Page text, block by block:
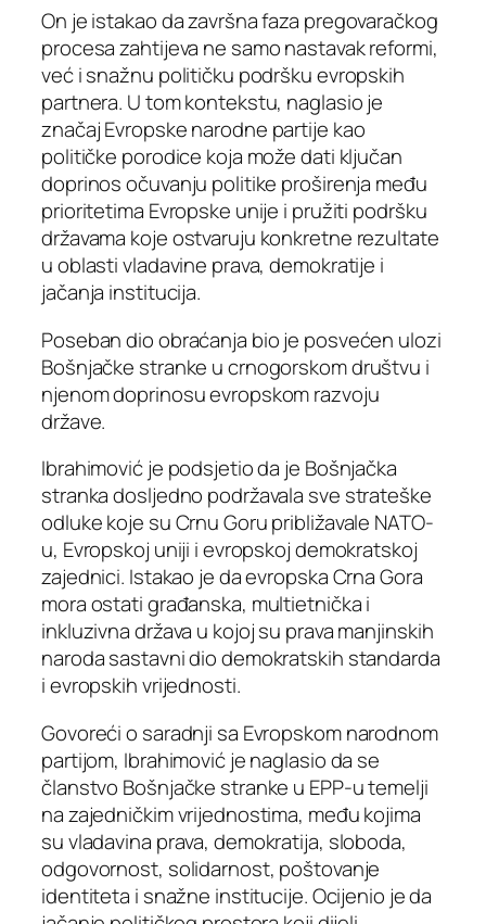
On je istakao da završna faza pregovaračkog
procesa zahtijeva ne samo nastavak reformi,
već i snažnu političku podršku evropskih
partnera. U tom kontekstu, naglasio je
značaj Evropske narodne partije kao
političke porodice koja može dati ključan
doprinos očuvanju politike proširenja među
prioritetima Evropske unije i pružiti podršku
državama koje ostvaruju konkretne rezultate
u oblasti vladavine prava, demokratije i
jačanja institucija.
Poseban dio obraćanja bio je posvećen ulozi
Bošnjačke stranke u crnogorskom društvu i
njenom doprinosu evropskom razvoju
države.
Ibrahimović je podsjetio da je Bošnjačka
stranka dosljedno podržavala sve strateške
odluke koje su Crnu Goru približavale NATO-
u, Evropskoj uniji i evropskoj demokratskoj
zajednici. Istakao je da evropska Crna Gora
mora ostati građanska, multietnička i
inkluzivna država u kojoj su prava manjinskih
naroda sastavni dio demokratskih standarda
i evropskih vrijednosti.
Govoreći o saradnji sa Evropskom narodnom
partijom, Ibrahimović je naglasio da se
članstvo Bošnjačke stranke u EPP-u temelji
na zajedničkim vrijednostima, među kojima
su vladavina prava, demokratija, sloboda,
odgovornost, solidarnost, poštovanje
identiteta i snažne institucije. Ocijenio je da